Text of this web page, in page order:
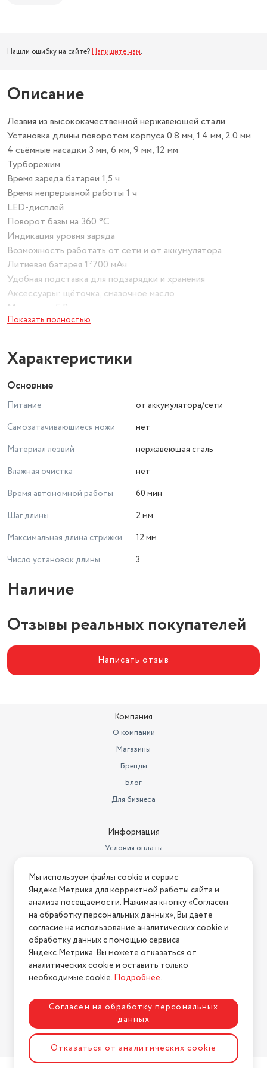
Нашли ошибку на сайте? Напишите нам.
Описание
Лезвия из высококачественной нержавеющей стали
Установка длины поворотом корпуса 0.8 мм, 1.4 мм, 2.0 мм
4 съёмные насадки 3 мм, 6 мм, 9 мм, 12 мм
Турборежим
Время заряда батареи 1,5 ч
Время непрерывной работы 1 ч
LED-дисплей
Поворот базы на 360 °С
Индикация уровня заряда
Возможность работать от сети и от аккумулятора
Литиевая батарея 1*700 мАч
Удобная подставка для подзарядки и хранения
Аксессуары: щёточка, смазочное масло
Мощность 5 Вт
Показать полностью
Характеристики
Основные
Питание
от аккумулятора/сети
Самозатачивающиеся ножи
нет
Материал лезвий
нержавеющая сталь
Влажная очистка
нет
Время автономной работы
60 мин
Шаг длины
2 мм
Максимальная длина стрижки
12 мм
Число установок длины
3
Наличие
Отзывы реальных покупателей
Написать отзыв
Компания
О компании
Магазины
Бренды
Блог
Для бизнеса
Информация
Условия оплаты
Условия возврата
Нашли ошибку на сайте? Напишите нам
2026 © Интернет-магазин "АстМаркет". У нас есть всё!
Политика конфиденциальности
Разработка сайтаASTDESIGN
Мы используем файлы cookie и сервис
Яндекс.Метрика для корректной работы сайта и
анализа посещаемости. Нажимая кнопку «Согласен
на обработку персональных данных», Вы даете
согласие на использование аналитических cookie и
обработку данных с помощью сервиса
Яндекс.Метрика. Вы можете отказаться от
аналитических cookie и оставить только
необходимые cookie.Подробнее.
Согласен на обработку персональных
данных
Отказаться от аналитических cookie